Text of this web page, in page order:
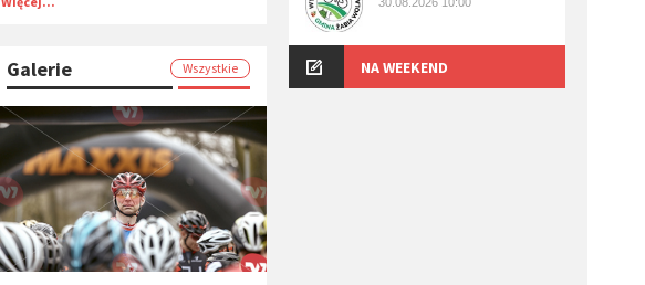
Galerie Wszystkie NA WEEKEND